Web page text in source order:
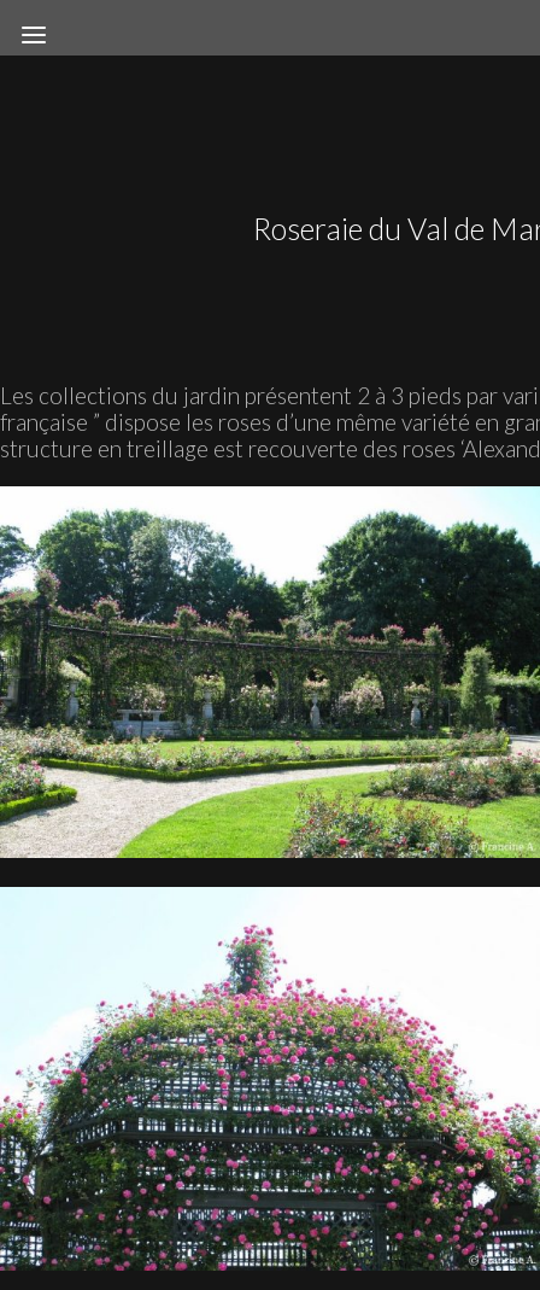
Roseraie du Val de
Les collections du jardin présentent 2 à 3 pieds par
française ” dispose les roses d’une même variété en
structure en treillage est recouverte des roses